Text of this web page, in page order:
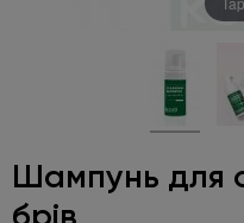
Шампунь для